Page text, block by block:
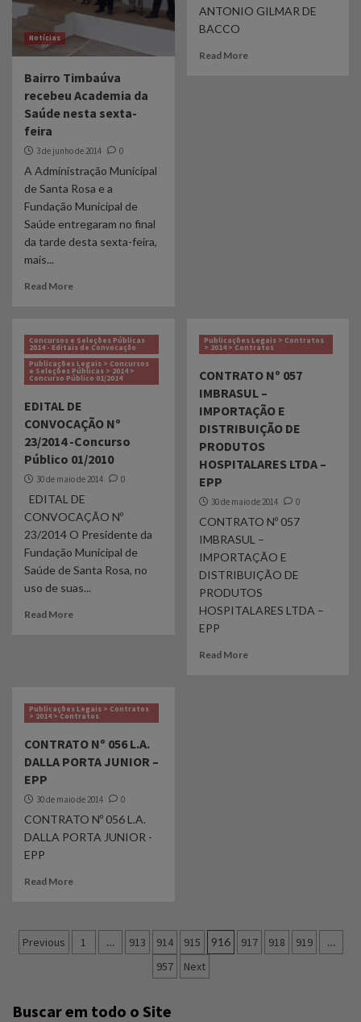
5
Saúde
Notícias
Bairro Timbaúva
recebeu Academia da
Saúde nesta sexta-
feira
3 de junho de 2014 0
A Administração Municipal
de Santa Rosa e a
Fundação Municipal de
Saúde entregaram no final
da tarde desta sexta-feira,
mais...
Read More
ANTONIO GILMAR DE
BACCO
Read More
Concursos e Seleções Públicas
2014 - Editais de Convocação
Publicações Legais > Concursos
e Seleções Públicas > 2014 >
Concurso Público 01/2014
EDITAL DE
CONVOCAÇÃO Nº
23/2014 -Concurso
Público 01/2010
30 de maio de 2014 0
EDITAL DE
CONVOCAÇÃO Nº
23/2014 O Presidente da
Fundação Municipal de
Saúde de Santa Rosa, no
uso de suas...
Read More
Publicações Legais > Contratos
> 2014 > Contratos
CONTRATO Nº 057
IMBRASUL –
IMPORTAÇÃO E
DISTRIBUIÇÃO DE
PRODUTOS
HOSPITALARES LTDA –
EPP
30 de maio de 2014 0
CONTRATO Nº 057
IMBRASUL –
IMPORTAÇÃO E
DISTRIBUIÇÃO DE
PRODUTOS
HOSPITALARES LTDA –
EPP
Read More
Publicações Legais > Contratos
> 2014 > Contratos
CONTRATO Nº 056 L.A.
DALLA PORTA JUNIOR –
EPP
30 de maio de 2014 0
CONTRATO Nº 056 L.A.
DALLA PORTA JUNIOR -
EPP
Read More
Navegação
Previous 1 … 913 914 915 916 917 918 919 …
957 Next
Buscar em todo o Site